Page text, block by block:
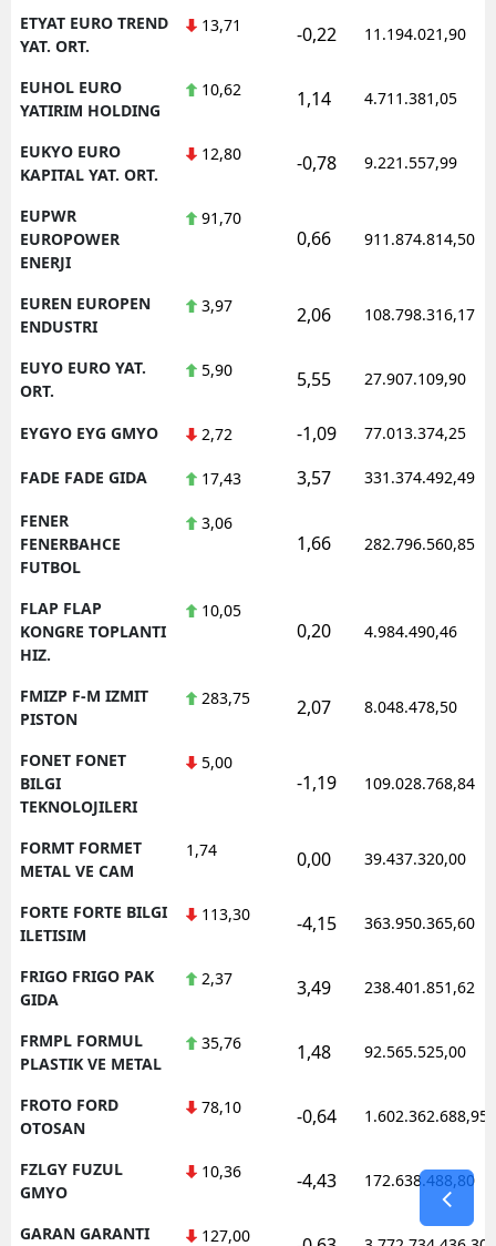
ETYAT EURO TREND
YAT. ORT.
13,71 -0,22 11.194.021,90
EUHOL EURO
YATIRIM HOLDING
10,62 1,14 4.711.381,05
EUKYO EURO
KAPITAL YAT. ORT.
12,80 -0,78 9.221.557,99
EUPWR
EUROPOWER
ENERJI
91,70
0,66 911.874.814,50
EUREN EUROPEN
ENDUSTRI
3,97 2,06 108.798.316,17
EUYO EURO YAT.
ORT.
5,90 5,55 27.907.109,90
EYGYO EYG GMYO 2,72 -1,09 77.013.374,25
FADE FADE GIDA 17,43 3,57 331.374.492,49
FENER
FENERBAHCE
FUTBOL
3,06
1,66 282.796.560,85
FLAP FLAP
KONGRE TOPLANTI
HIZ.
10,05
0,20 4.984.490,46
FMIZP F-M IZMIT
PISTON
283,75 2,07 8.048.478,50
FONET FONET
BILGI
TEKNOLOJILERI
5,00
-1,19 109.028.768,84
FORMT FORMET
METAL VE CAM
1,74 0,00 39.437.320,00
FORTE FORTE BILGI
ILETISIM
113,30 -4,15 363.950.365,60
FRIGO FRIGO PAK
GIDA
2,37 3,49 238.401.851,62
FRMPL FORMUL
PLASTIK VE METAL
35,76 1,48 92.565.525,00
FROTO FORD
OTOSAN
78,10 -0,64 1.602.362.688,95
FZLGY FUZUL
GMYO
10,36 -4,43 172.638.488,80
GARAN GARANTI
127,00